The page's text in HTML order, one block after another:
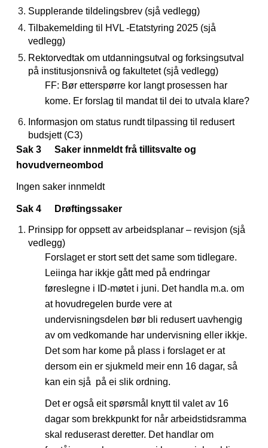
Supplerande tildelingsbrev (sjå vedlegg)
Tilbakemelding til HVL -Etatstyring 2025 (sjå
vedlegg)
Rektorvedtak om utdanningsutval og forksingsutval
på institusjonsnivå og fakultetet (sjå vedlegg)
FF: Bør etterspørre kor langt prosessen har
kome. Er forslag til mandat til dei to utvala klare?
Informasjon om status rundt tilpassing til redusert
budsjett (C3)
Sak 3
Saker innmeldt frå tillitsvalte og
hovudverneombod
Ingen saker innmeldt
Sak 4 Drøftingssaker
Prinsipp for oppsett av arbeidsplanar – revisjon (sjå
vedlegg)
Forslaget er stort sett det same som tidlegare.
Leiinga har ikkje gått med på endringar
føreslegne i ID-møtet i juni. Det handla m.a. om
at hovudregelen burde vere at
undervisningsdelen bør bli redusert uavhengig
av om vedkomande har undervisning eller ikkje.
Det som har kome på plass i forslaget er at
dersom ein er sjukmeld meir enn 16 dagar, så
kan ein sjå på ei slik ordning.
Det er også eit spørsmål knytt til valet av 16
dagar som brekkpunkt for når arbeidstidsramma
skal reduserast deretter. Det handlar om